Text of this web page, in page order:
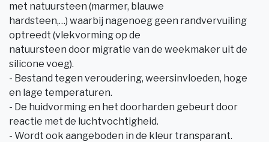
met natuursteen (marmer, blauwe
hardsteen,…) waarbij nagenoeg geen randvervuiling
optreedt (vlekvorming op de
natuursteen door migratie van de weekmaker uit de
silicone voeg).
- Bestand tegen veroudering, weersinvloeden, hoge
en lage temperaturen.
- De huidvorming en het doorharden gebeurt door
reactie met de luchtvochtigheid.
- Wordt ook aangeboden in de kleur transparant.